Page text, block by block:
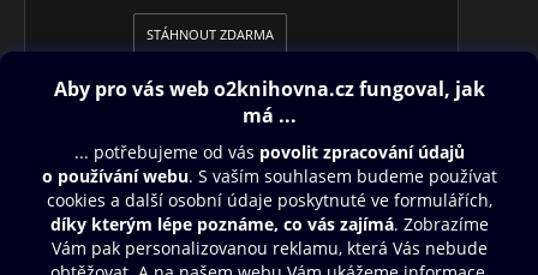
STÁHNOUT ZDARMA
Obsah ke stažení
Moje O2 Knihovna